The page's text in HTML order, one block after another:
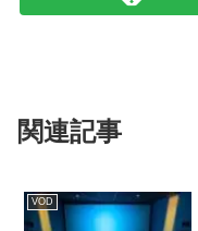
関連記事
VOD